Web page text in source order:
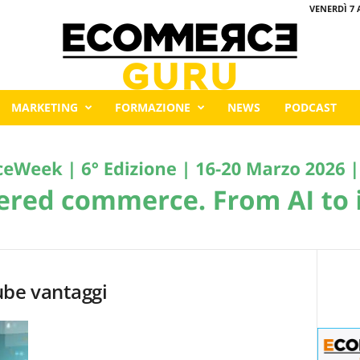
VENERDÌ 7
MARKETING FORMAZIONE NEWS PODCAST
vantaggi